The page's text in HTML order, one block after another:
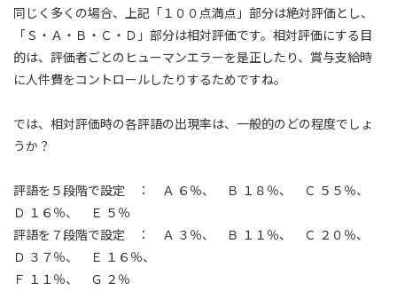
同じく多くの場合、上記「１００点満点」部分は絶対評価とし、
「Ｓ・Ａ・Ｂ・Ｃ・Ｄ」部分は相対評価です。相対評価にする目
的は、評価者ごとのヒューマンエラーを是正したり、賞与支給時
に人件費をコントロールしたりするためですね。
では、相対評価時の各評語の出現率は、一般的のどの程度でしょ
うか？
評語を５段階で設定 ： Ａ ６％、 Ｂ １８％、 Ｃ ５５％、
Ｄ １６％、 Ｅ ５％
評語を７段階で設定 ： Ａ ３％、 Ｂ １１％、 Ｃ ２０％、
Ｄ ３７％、 Ｅ １６％、
Ｆ １１％、 Ｇ ２％